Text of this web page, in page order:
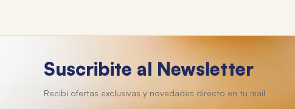
Suscribite al Newsletter